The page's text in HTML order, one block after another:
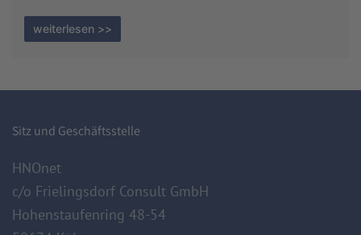
weiterlesen >>
Sitz und Geschäftsstelle
HNOnet
c/o Frielingsdorf Consult GmbH
Hohenstaufenring 48-54